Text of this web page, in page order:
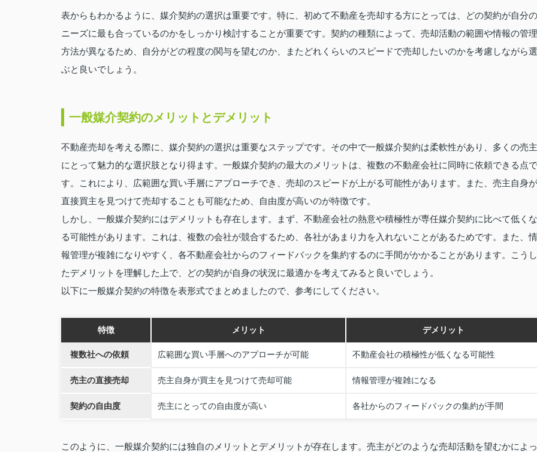
表からもわかるように、媒介契約の選択は重要です。特に、初めて不動産を売却する方にとっては、どの契約が自分の
ニーズに最も合っているのかをしっかり検討することが重要です。契約の種類によって、売却活動の範囲や情報の管理
方法が異なるため、自分がどの程度の関与を望むのか、またどれくらいのスピードで売却したいのかを考慮しながら選
ぶと良いでしょう。
一般媒介契約のメリットとデメリット
不動産売却を考える際に、媒介契約の選択は重要なステップです。その中で一般媒介契約は柔軟性があり、多くの売主
にとって魅力的な選択肢となり得ます。一般媒介契約の最大のメリットは、複数の不動産会社に同時に依頼できる点で
す。これにより、広範囲な買い手層にアプローチでき、売却のスピードが上がる可能性があります。また、売主自身が
直接買主を見つけて売却することも可能なため、自由度が高いのが特徴です。
しかし、一般媒介契約にはデメリットも存在します。まず、不動産会社の熱意や積極性が専任媒介契約に比べて低くな
る可能性があります。これは、複数の会社が競合するため、各社があまり力を入れないことがあるためです。また、情
報管理が複雑になりやすく、各不動産会社からのフィードバックを集約するのに手間がかかることがあります。こうし
たデメリットを理解した上で、どの契約が自身の状況に最適かを考えてみると良いでしょう。
以下に一般媒介契約の特徴を表形式でまとめましたので、参考にしてください。
特徴 メリット デメリット
複数社への依頼 広範囲な買い手層へのアプローチが可能 不動産会社の積極性が低くなる可能性
売主の直接売却 売主自身が買主を見つけて売却可能 情報管理が複雑になる
契約の自由度 売主にとっての自由度が高い 各社からのフィードバックの集約が手間
このように、一般媒介契約には独自のメリットとデメリットが存在します。売主がどのような売却活動を望むかによっ